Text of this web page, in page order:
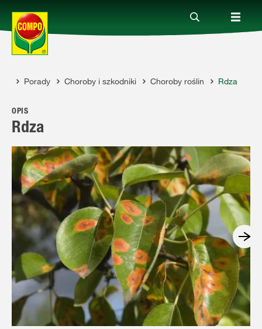
Produkty
Porady
Aktualne tematy
Kontakt
O nas
COMPO
Porady Choroby i szkodniki Choroby roślin Rdza
OPIS
Rdza